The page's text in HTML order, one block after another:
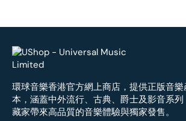
環球音樂香港官方網上商店，提供正版音
本，涵蓋中外流行、古典、爵士及影音系
藏家帶來高品質的音樂體驗與獨家發售。